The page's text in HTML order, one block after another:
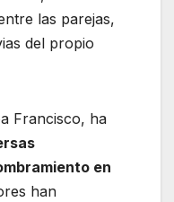
las parejas,
del propio
Francisco, ha
en
han